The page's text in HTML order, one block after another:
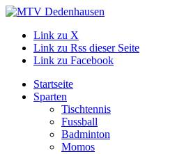
Link zu X
Link zu Rss dieser Seite
Link zu Facebook
Startseite
Sparten
Tischtennis
Fussball
Badminton
Momos